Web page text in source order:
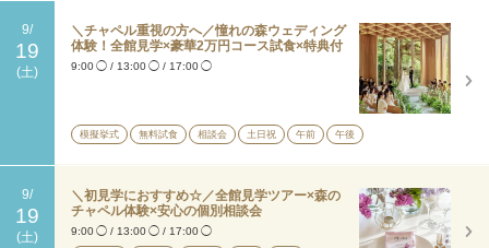
9/
19
(土)
＼チャペル重視の方へ／憧れの森ウェディング
体験！全館見学×豪華2万円コース試食×特典付
9:00◯ / 13:00◯ / 17:00◯
模擬挙式 無料試食 相談会 土日祝 午前 午後
9/
19
(土)
＼初見学におすすめ☆／全館見学ツアー×森の
チャペル体験×安心の個別相談会
9:00◯ / 13:00◯ / 17:00◯